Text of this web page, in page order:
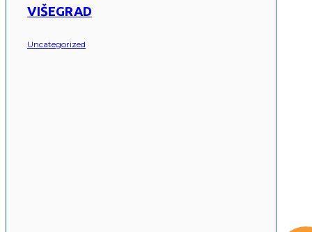
VIŠEGRAD
Uncategorized